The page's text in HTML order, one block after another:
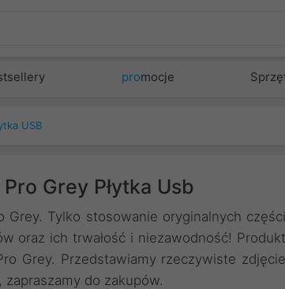
promocje
USB
Grey Płytka Usb
Grey. Tylko stosowanie oryginalnych części
oraz ich trwałość i niezawodność! Produkt
Grey. Przedstawiamy rzeczywiste zdjęcie
do zakupów.